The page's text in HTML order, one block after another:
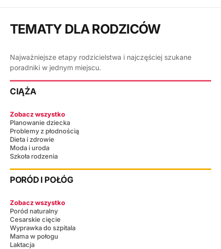
TEMATY DLA RODZICÓW
Najważniejsze etapy rodzicielstwa i najczęściej szukane
poradniki w jednym miejscu.
CIĄŻA
Zobacz wszystko
Planowanie dziecka
Problemy z płodnością
Dieta i zdrowie
Moda i uroda
Szkoła rodzenia
PORÓD I POŁÓG
Zobacz wszystko
Poród naturalny
Cesarskie cięcie
Wyprawka do szpitala
Mama w połogu
Laktacja